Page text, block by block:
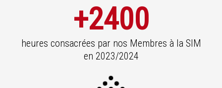
+2400
heures consacrées par nos Membres à la SIM
en 2023/2024